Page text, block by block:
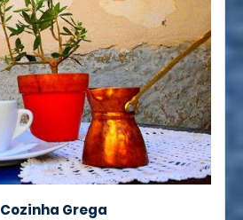
Cozinha Grega